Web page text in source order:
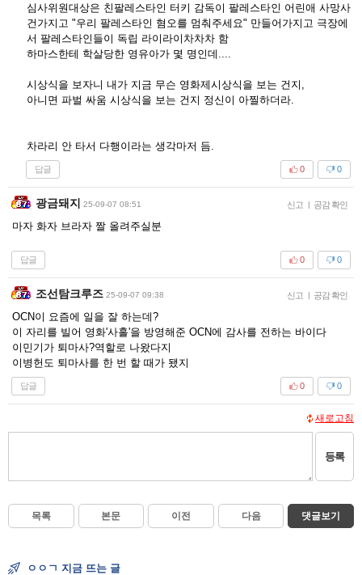
심사위원대상은 친팔레스타인 터키 감독이 팔레스타인 어린애 사망사
건가지고 "우리 팔레스타인 혐오를 멈춰주세요" 만들어가지고 극장에
서 팔레스타인들이 독립 라이라이차차차 함
하마스한테 학살당한 영유아가 몇 명인데....
시상식을 보자니 내가 지금 무슨 영화제시상식을 보는 건지,
아니면 파벌 싸움 시상식을 보는 건지 정신이 아찔하더라.
차라리 안 타서 다행이라는 생각마저 듬.
답글 0
0
광금돼지 25-09-07 08:51 신고 | 공감 확인
마자 화자 브라자 짤 올려주실분
답글 0
0
조선탐크루즈 25-09-07 09:38 신고 | 공감 확인
OCN이 요즘에 일을 잘 하는데?
이 자리를 빌어 영화'사흘'을 방영해준 OCN에 감사를 전하는 바이다
이민기가 퇴마사?역할로 나왔다지
이병헌도 퇴마사를 한 번 할 때가 됐지
답글 0
0
새로고침
등록
목록 본문 이전 다음 댓글보기
ㅇㅇㄱ 지금 뜨는 글